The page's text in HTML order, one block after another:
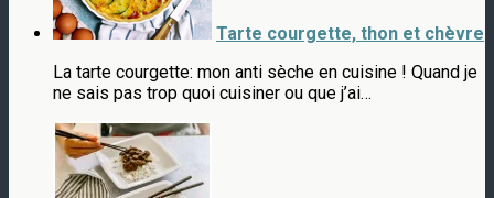
Tarte courgette, thon et chèvre
La tarte courgette: mon anti sèche en cuisine ! Quand je
ne sais pas trop quoi cuisiner ou que j’ai…